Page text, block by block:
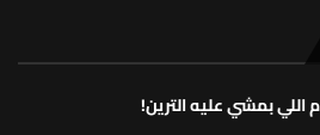
اللي بمشي عليه الترين!